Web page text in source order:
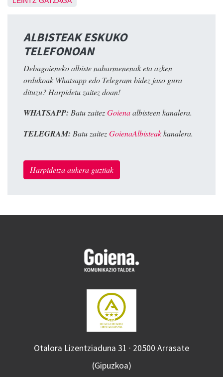
ALBISTEAK ESKUKO
TELEFONOAN
Debagoieneko albiste nabarmenenak eta azken
ordukoak Whatsapp edo Telegram bidez jaso gura
dituzu? Harpidetu zaitez doan!
WHATSAPP: Batu zaitezGoienaalbisteen kanalera.
TELEGRAM: Batu zaitezGoienaAlbisteakkanalera.
Harpidetza aukera guztiak
Otalora Lizentziaduna 31 · 20500 Arrasate
(Gipuzkoa)